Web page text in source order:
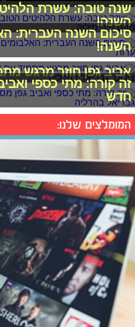
שנה טובה: עשרת
השנה!
סיכום השנה העברית:
השנה!
אביב גפן חוזר מרגש
זה קורה: מתי כספי
חדש
המומלצים שלנו: